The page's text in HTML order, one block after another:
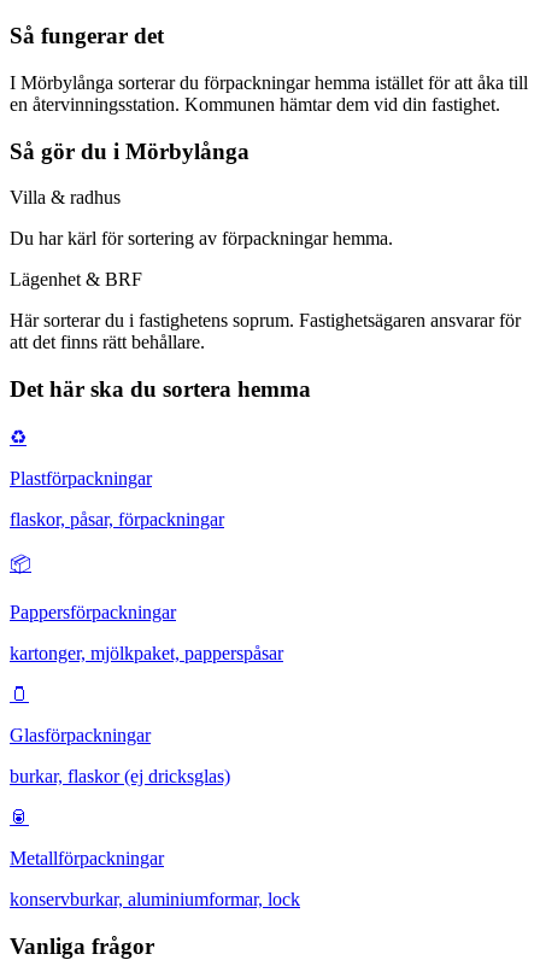
Så fungerar det
I Mörbylånga sorterar du förpackningar hemma istället för att åka till
en återvinningsstation. Kommunen hämtar dem vid din fastighet.
Så gör du i Mörbylånga
Villa & radhus
Du har kärl för sortering av förpackningar hemma.
Lägenhet & BRF
Här sorterar du i fastighetens soprum. Fastighetsägaren ansvarar för
att det finns rätt behållare.
Det här ska du sortera hemma
♻️
Plastförpackningar
flaskor, påsar, förpackningar
📦
Pappersförpackningar
kartonger, mjölkpaket, papperspåsar
🫙
Glasförpackningar
burkar, flaskor (ej dricksglas)
🥫
Metallförpackningar
konservburkar, aluminiumformar, lock
Vanliga frågor